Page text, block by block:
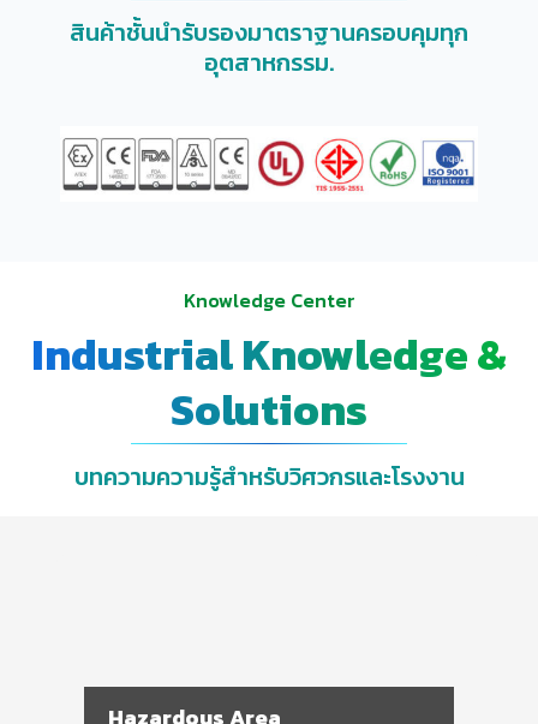
สินค้าชั้นนำรับรองมาตราฐานครอบคุมทุก
อุตสาหกรรม.
Knowledge Center
Industrial Knowledge &
Solutions
บทความความรู้สำหรับวิศวกรและโรงงาน